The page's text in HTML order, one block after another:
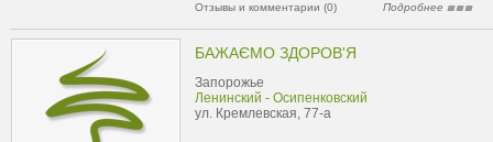
Отзывы и комментарии (0) Подробнее
БАЖАЄМО ЗДОРОВ'Я
Запорожье
Ленинский - Осипенковский
ул. Кремлевская, 77-а